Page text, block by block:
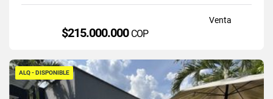
Venta
$215.000.000 COP
ALQ - DISPONIBLE